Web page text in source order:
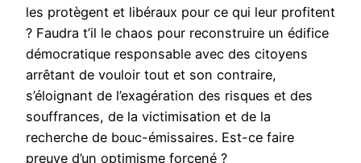
les protègent et libéraux pour ce qui leur profitent
? Faudra t’il le chaos pour reconstruire un édifice
démocratique responsable avec des citoyens
arrêtant de vouloir tout et son contraire,
s’éloignant de l’exagération des risques et des
souffrances, de la victimisation et de la
recherche de bouc-émissaires. Est-ce faire
preuve d’un optimisme forcené ?